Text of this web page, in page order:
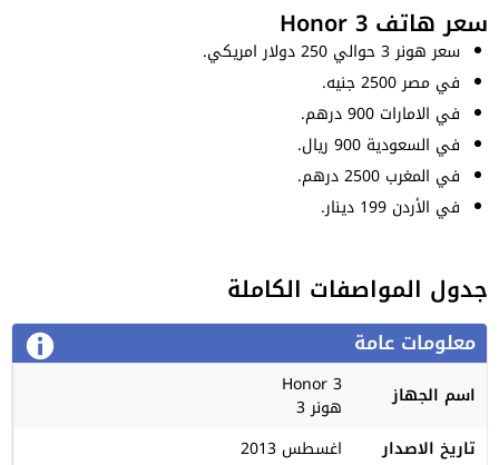
سعر هاتف Honor 3
سعر هونر 3 حوالي 250 دولار امريكي.
في مصر 2500 جنيه.
في الامارات 900 درهم.
في السعودية 900 ريال.
في المغرب 2500 درهم.
في الأردن 199 دينار.
جدول المواصفات الكاملة
معلومات عامة
اسم الجهاز Honor 3
هونر 3
تاريخ الاصدار
اغسطس 2013